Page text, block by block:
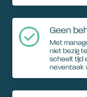
Geen
Met
niet bezig
scheelt tijd
neventaak